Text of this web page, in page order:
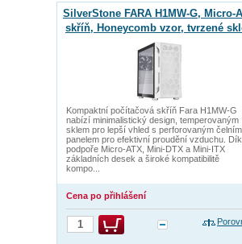
SilverStone FARA H1MW-G, Micro-
skříň, Honeycomb vzor, tvrzené
bílá
Kompaktní počítačová skříň Fara H1MW-G
nabízí minimalistický design, temperovaným
sklem pro lepší vhled s perforovaným čelním
panelem pro efektivní proudění vzduchu.
podpoře Micro-ATX, Mini-DTX a Mini-ITX
základních desek a široké kompatibilitě
kompo...
Cena po přihlášení